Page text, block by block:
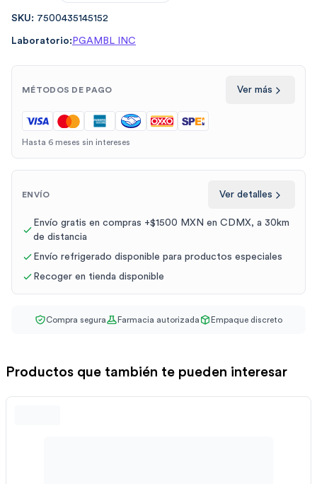
SKU: 7500435145152
Laboratorio: PGAMBL INC
MÉTODOS DE PAGO Ver más
Hasta 6 meses sin intereses
ENVÍO Ver detalles
Envío gratis en compras +$1500 MXN en CDMX, a 30km
de distancia
Envío refrigerado disponible para productos especiales
Recoger en tienda disponible
Compra segura Farmacia autorizada Empaque discreto
Productos que también te pueden interesar